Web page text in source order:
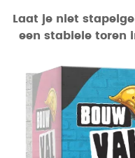
Laat je niet
een stabiele toren